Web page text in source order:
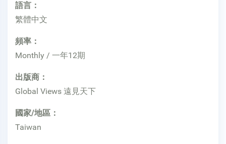
語言：
繁體中文
頻率：
Monthly / 一年12期
出版商：
Global Views 遠見天下
國家/地區：
Taiwan